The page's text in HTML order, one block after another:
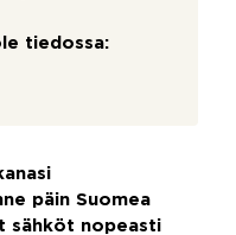
tiedossa:
päin Suomea
sähköt nopeasti